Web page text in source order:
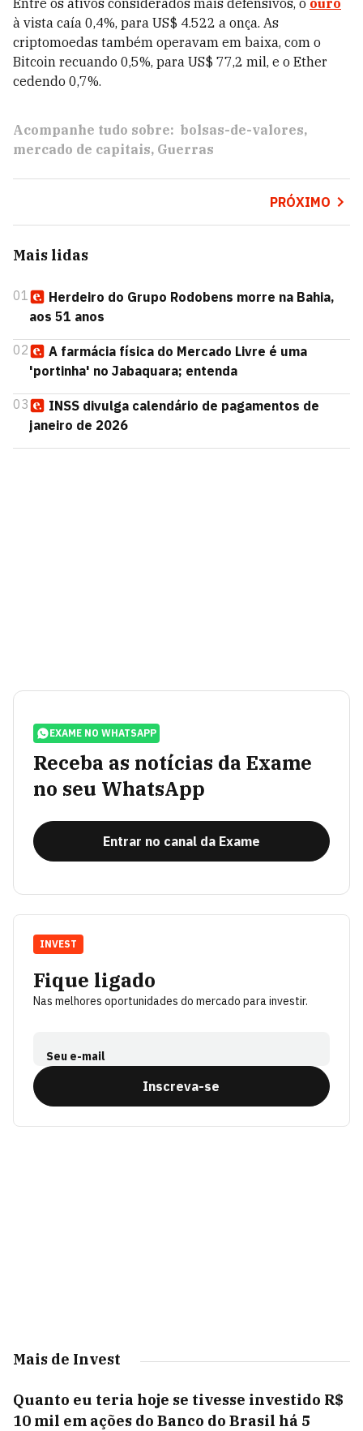
Entre os ativos considerados mais defensivos, o ouro
à vista caía 0,4%, para US$ 4.522 a onça. As
criptomoedas também operavam em baixa, com o
Bitcoin recuando 0,5%, para US$ 77,2 mil, e o Ether
cedendo 0,7%.
Acompanhe tudo sobre: bolsas-de-valores
mercado de capitais Guerras
PRÓXIMO
Mais lidas
01
Herdeiro do Grupo Rodobens morre na Bahia,
aos 51 anos
02
A farmácia física do Mercado Livre é uma
'portinha' no Jabaquara; entenda
03
INSS divulga calendário de pagamentos de
janeiro de 2026
EXAME NO WHATSAPP
Receba as notícias da Exame
no seu WhatsApp
Entrar no canal da Exame
Fique ligado
Nas melhores oportunidades do mercado para investir.
Seu e-mail
Inscreva-se
INVEST
Mais de Invest
Quanto eu teria hoje se tivesse investido R$
10 mil em ações do Banco do Brasil há 5